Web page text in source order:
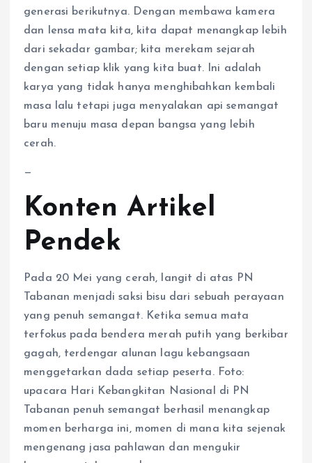
generasi berikutnya. Dengan membawa kamera
dan lensa mata kita, kita dapat menangkap lebih
dari sekadar gambar; kita merekam sejarah
dengan setiap klik yang kita buat. Ini adalah
karya yang tidak hanya menghibahkan kembali
masa lalu tetapi juga menyalakan api semangat
baru menuju masa depan bangsa yang lebih
cerah.
—
Konten Artikel
Pendek
Pada 20 Mei yang cerah, langit di atas PN
Tabanan menjadi saksi bisu dari sebuah perayaan
yang penuh semangat. Ketika semua mata
terfokus pada bendera merah putih yang berkibar
gagah, terdengar alunan lagu kebangsaan
menggetarkan dada setiap peserta. Foto:
upacara Hari Kebangkitan Nasional di PN
Tabanan penuh semangat berhasil menangkap
momen berharga ini, momen di mana kita sejenak
mengenang jasa pahlawan dan mengukir